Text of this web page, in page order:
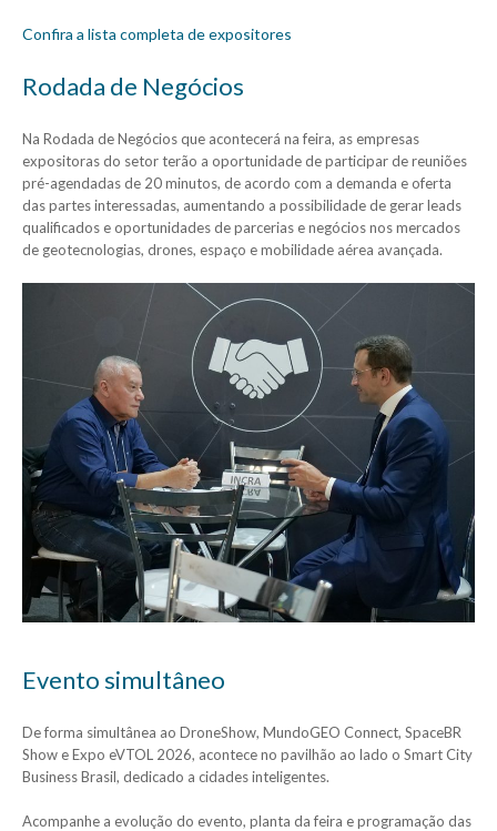
Confira a lista completa de expositores
Rodada de Negócios
Na Rodada de Negócios que acontecerá na feira, as empresas
expositoras do setor terão a oportunidade de participar de reuniões
pré-agendadas de 20 minutos, de acordo com a demanda e oferta
das partes interessadas, aumentando a possibilidade de gerar leads
qualificados e oportunidades de parcerias e negócios nos mercados
de geotecnologias, drones, espaço e mobilidade aérea avançada.
Evento simultâneo
De forma simultânea ao DroneShow, MundoGEO Connect, SpaceBR
Show e Expo eVTOL 2026, acontece no pavilhão ao lado o Smart City
Business Brasil, dedicado a cidades inteligentes.
Acompanhe a evolução do evento, planta da feira e programação das